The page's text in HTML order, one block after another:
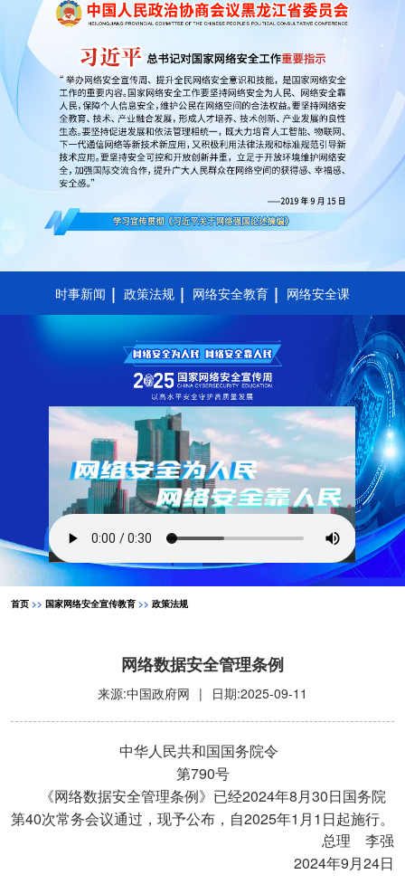
时事新闻 政策法规 网络安全教育 网络安全课
首页 >> 国家网络安全宣传教育 >> 政策法规
网络数据安全管理条例
来源:中国政府网 | 日期:2025-09-11
中华人民共和国国务院令
第790号
《网络数据安全管理条例》已经2024年8 月 30 日国务院
第40次常务会议通过，现予公布，自2025年1 月 1 日起施行。
总理 李强
2024年9 月 24日